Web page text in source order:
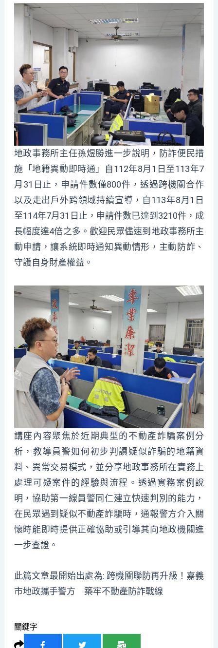
地政事務所主任孫煜勝進一步說明 ， 防詐便民措
施 「地籍異動 即時通」
自112年8月1日至113年7
月31日止，申請件數僅800件， 透過跨機關合作
以及走出戶外跨領域持續宣導， 自113年8月1日
至114年7月31日止，申請件數已達到3210件，成
長幅度達4倍之多 。 歡迎民眾儘速到地政事務所主
動申請 ，讓系統即時通知異動情形，主動防詐、
守護自身財產權益 。
講座內容聚焦於近期典型的不動產詐騙案例分
析，教導員警如何初步判讀疑似詐騙的地籍資
料、異常交易模式，並分享地政事務所在實務上
處理可疑案件的經驗與流程。透過實務案例說
明，協助第一線員警同仁建立快速判別的能力，
在民眾遇到疑似不動產詐騙時，通報警方介入關
懷時能即時提供正確協助或引導其向地政機關進
一步查證。
此篇文章最開始出處為:跨機關聯防再升級！嘉義
市地政攜手警方 築牢不動產防詐戰線
關鍵字